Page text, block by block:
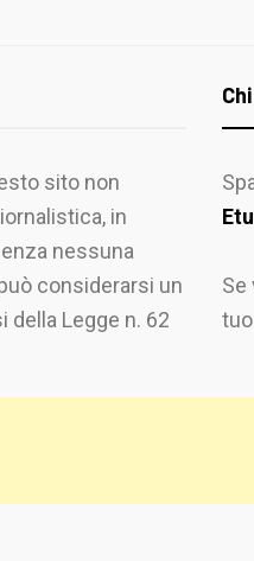
sito non
in
nessuna
considerarsi un
della Legge n. 62
Se